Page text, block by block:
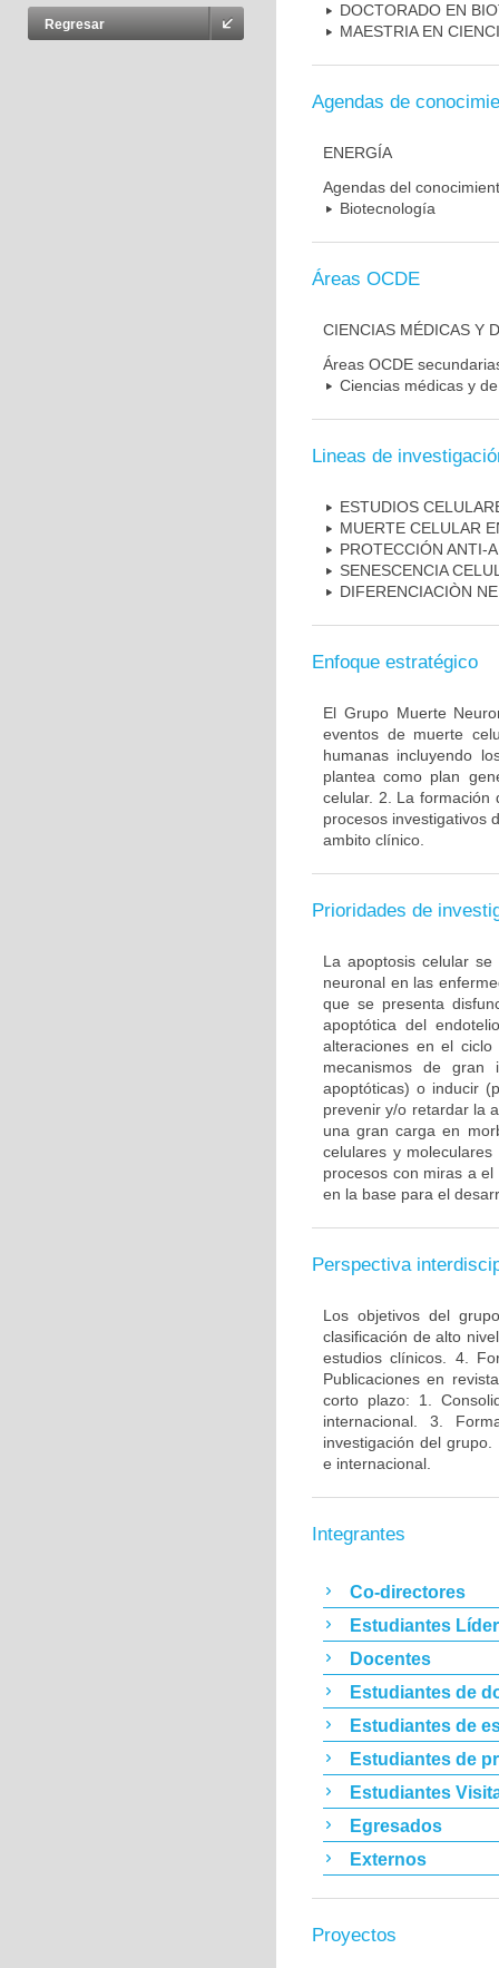
Regresar
DOCTORADO EN
MAESTRIA EN
Agendas de
ENERGÍA
Agendas del
Biotecnología
Áreas OCDE
CIENCIAS MÉDICAS Y
Áreas OCDE
Ciencias médicas y
Lineas de
ESTUDIOS
MUERTE CELULAR
PROTECCIÓN ANTI-
SENESCENCIA
DIFERENCIACIÒN
Enfoque estratégico
El Grupo Muerte
eventos de muerte
humanas incluyendo
plantea como plan
celular. 2. La formación
procesos investigativos
ambito clínico.
Prioridades de
La apoptosis celular
neuronal en las
que se presenta
apoptótica del
alteraciones en el
mecanismos de gran
apoptóticas) o inducir
prevenir y/o retardar la
una gran carga en
celulares y
procesos con miras a
en la base para el
Perspectiva
Los objetivos del
clasificación de alto
estudios clínicos. 4.
Publicaciones en
corto plazo: 1.
internacional. 3.
investigación del
e internacional.
Integrantes
Co-directores
Estudiantes
Docentes
Estudiantes de
Estudiantes de
Estudiantes de
Estudiantes
Egresados
Externos
Proyectos